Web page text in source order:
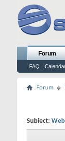
Forum
FAQ
Forum
Subiect: